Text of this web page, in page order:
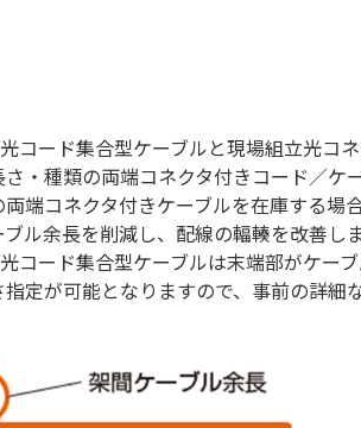
コード集合型ケーブルと現場組立光コ
・種類の両端コネクタ付きコード／ケ
端コネクタ付きケーブルを在庫する場
ル余長を削減し、配線の輻輳を改善しま
コード集合型ケーブルは末端部がケー
定が可能となりますので、事前の詳細